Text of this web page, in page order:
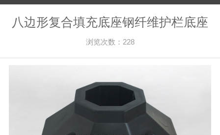
八边形复合填充底座钢纤维护栏底座
浏览次数：228